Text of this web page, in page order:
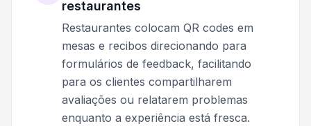
restaurantes
Restaurantes colocam QR codes em
mesas e recibos direcionando para
formulários de feedback, facilitando
para os clientes compartilharem
avaliações ou relatarem problemas
enquanto a experiência está fresca.